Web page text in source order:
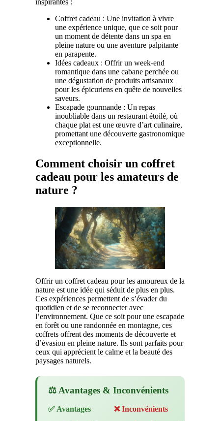
Coffret cadeau : Une invitation à vivre
une expérience unique, que ce soit pour
un moment de détente dans un spa en
pleine nature ou une aventure palpitante
en parapente.
Idées cadeaux : Offrir un week-end
romantique dans une cabane perchée ou
une dégustation de produits artisanaux
pour les épicuriens en quête de nouvelles
saveurs.
Escapade gourmande : Un repas
inoubliable dans un restaurant étoilé, où
chaque plat est une œuvre d’art culinaire,
promettant une découverte gastronomique
exceptionnelle.
Comment choisir un coffret
cadeau pour les amateurs de
nature ?
Offrir un coffret cadeau pour les amoureux de la
nature est une idée qui séduit de plus en plus.
Ces expériences permettent de s’évader du
quotidien et de se reconnecter avec
l’environnement. Que ce soit pour une escapade
en forêt ou une randonnée en montagne, ces
coffrets offrent des moments de découverte et
d’évasion en pleine nature. Ils sont parfaits pour
ceux qui apprécient le calme et la beauté des
paysages naturels.
⚖️ Avantages & Inconvénients
✅ Avantages
❌ Inconvénients